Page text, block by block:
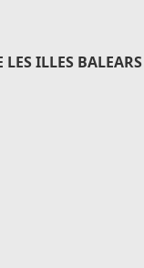
ILLES BALEARS